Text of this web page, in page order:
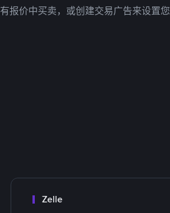
报价中买卖，或创建交易广告来设置您
Zelle